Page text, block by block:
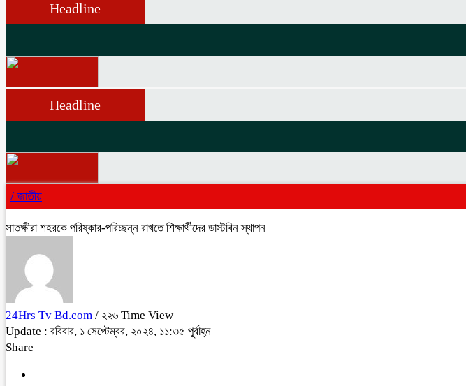
Headline
Headline
/ জাতীয়
সাতক্ষীরা শহরকে পরিষ্কার-পরিচ্ছন্ন রাখতে শিক্ষার্থীদের ডাস্টবিন স্থাপন
24Hrs Tv Bd.com / ২২৬ Time View
Update : রবিবার, ১ সেপ্টেম্বর, ২০২৪, ১১:৩৫ পূর্বাহ্ন
Share